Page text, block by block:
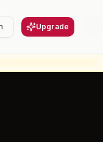
Upgrade